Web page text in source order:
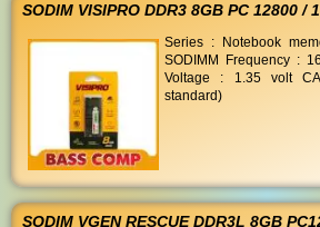
SODIM VISIPRO DDR3 8GB PC 12800 /
Series : Notebook
SODIMM Frequency :
Voltage : 1.35 volt
standard)
SODIM VGEN RESCUE DDR3L 8GB